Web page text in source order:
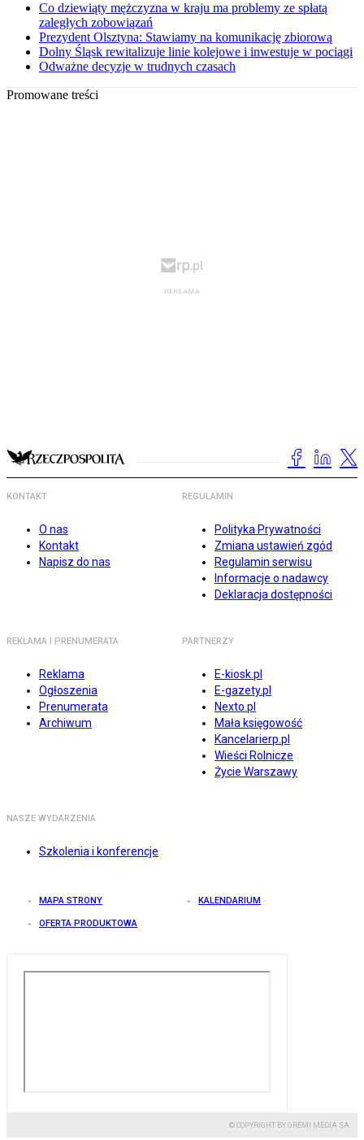
Co dziewiąty mężczyzna w kraju ma problemy ze spłatą
zaległych zobowiązań
Prezydent Olsztyna: Stawiamy na komunikację zbiorową
Dolny Śląsk rewitalizuje linie kolejowe i inwestuje w pociągi
Odważne decyzje w trudnych czasach
Promowane treści
KONTAKT
O nas
Kontakt
Napisz do nas
REGULAMIN
Polityka Prywatności
Zmiana ustawień zgód
Regulamin serwisu
Informacje o nadawcy
Deklaracja dostępności
REKLAMA I PRENUMERATA
Reklama
Ogłoszenia
Prenumerata
Archiwum
PARTNERZY
E-kiosk.pl
E-gazety.pl
Nexto.pl
Mała księgowość
Kancelarierp.pl
Wieści Rolnicze
Życie Warszawy
NASZE WYDARZENIA
Szkolenia i konferencje
MAPA STRONY KALENDARIUM
OFERTA PRODUKTOWA
© COPYRIGHT BY GREMI MEDIA SA